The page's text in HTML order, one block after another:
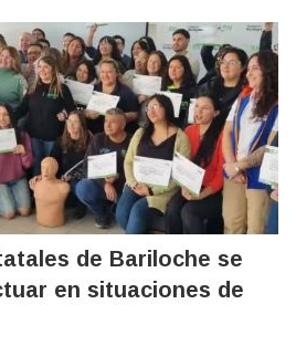
de Bariloche se
en situaciones de